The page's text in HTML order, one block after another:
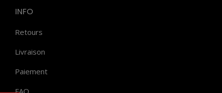
INFO
Retours
Livraison
Paiement
FAQ